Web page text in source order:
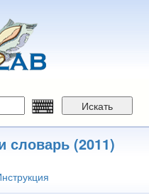
Искать
словарь (2011)